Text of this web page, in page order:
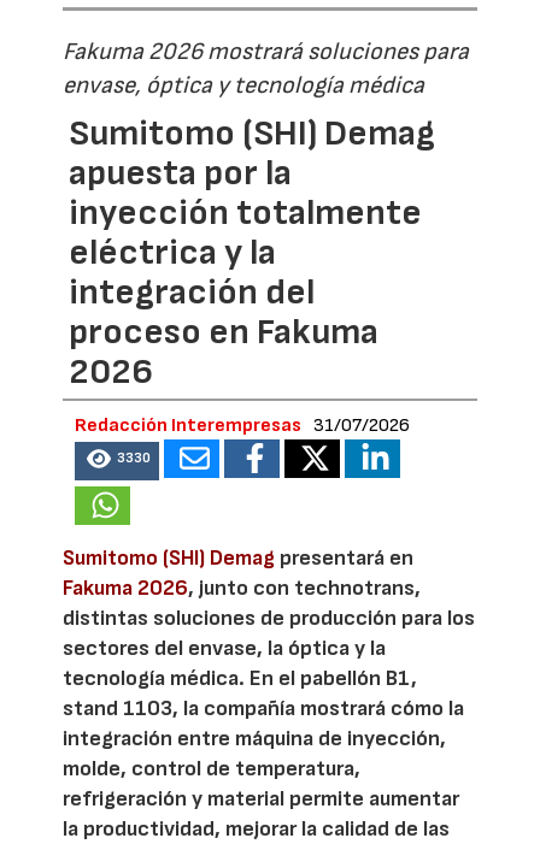
Fakuma 2026 mostrará soluciones para
envase, óptica y tecnología médica
Sumitomo (SHI) Demag
apuesta por la
inyección totalmente
eléctrica y la
integración del
proceso en Fakuma
2026
Redacción Interempresas 31/07/2026
3330
Sumitomo (SHI) Demag presentará en
Fakuma 2026, junto con technotrans,
distintas soluciones de producción para los
sectores del envase, la óptica y la
tecnología médica. En el pabellón B1,
stand 1103, la compañía mostrará cómo la
integración entre máquina de inyección,
molde, control de temperatura,
refrigeración y material permite aumentar
la productividad, mejorar la calidad de las